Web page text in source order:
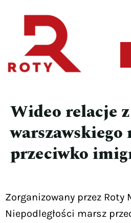
Wideo relacje z
warszawskiego
przeciwko
Zorganizowany przez Roty
Niepodległości marsz